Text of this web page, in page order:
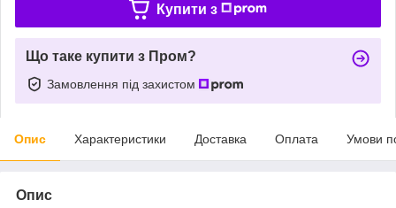
Купити з
Що таке купити з Пром?
Замовлення під захистом
Опис Характеристики Доставка Оплата Умови
Опис